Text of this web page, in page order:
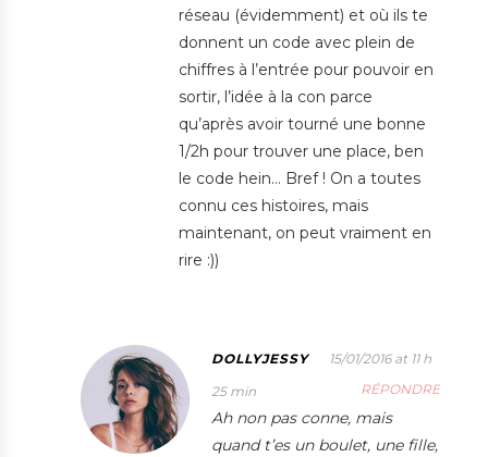
réseau (évidemment) et où ils te
donnent un code avec plein de
chiffres à l’entrée pour pouvoir en
sortir, l’idée à la con parce
qu’après avoir tourné une bonne
1/2h pour trouver une place, ben
le code hein… Bref ! On a toutes
connu ces histoires, mais
maintenant, on peut vraiment en
rire :))
DOLLYJESSY
15/01/2016 at 11 h
25 min
RÉPONDRE
Ah non pas conne, mais
quand t’es un boulet, une fille,